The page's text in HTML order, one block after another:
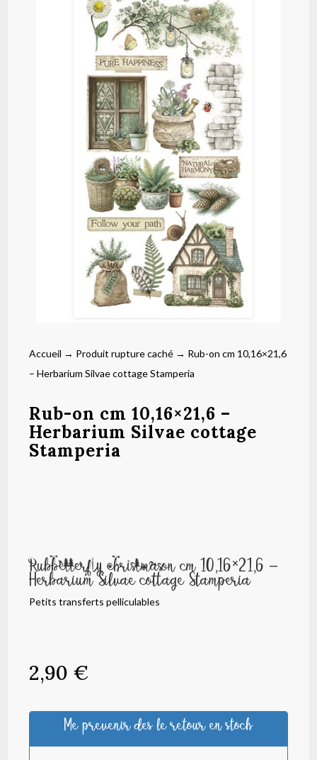
Accueil → Produit rupture caché → Rub-on cm 10,16×21,6
– Herbarium Silvae cottage Stamperia
Rub-on cm 10,16×21,6 –
Herbarium Silvae cottage
Stamperia
Rub-on cm 10,16×21,6 –
Herbarium Silvae cottage Stamperia
Petits transferts pelliculables
2,90 €
Me prevenir des le retour en stock